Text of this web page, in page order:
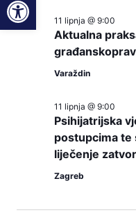
datum.
Aktualna
11 lipnja @ 9:00
Varaždin
Psihijatrijska
postupcima te
liječenje
11 lipnja @ 9:00
Zagreb